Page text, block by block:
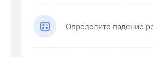
Определите падение